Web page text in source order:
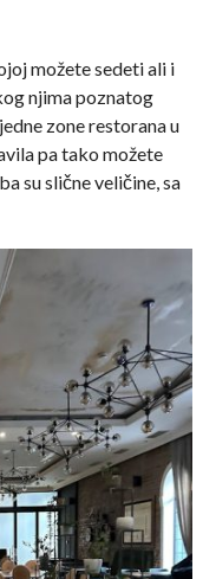
možete sedeti ali i
njima poznatog
zone restorana u
pa tako možete
su slične veličine, sa